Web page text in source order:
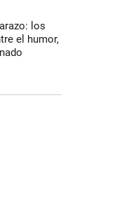
los
el humor,